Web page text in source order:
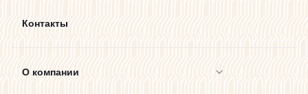
Контакты
О компании